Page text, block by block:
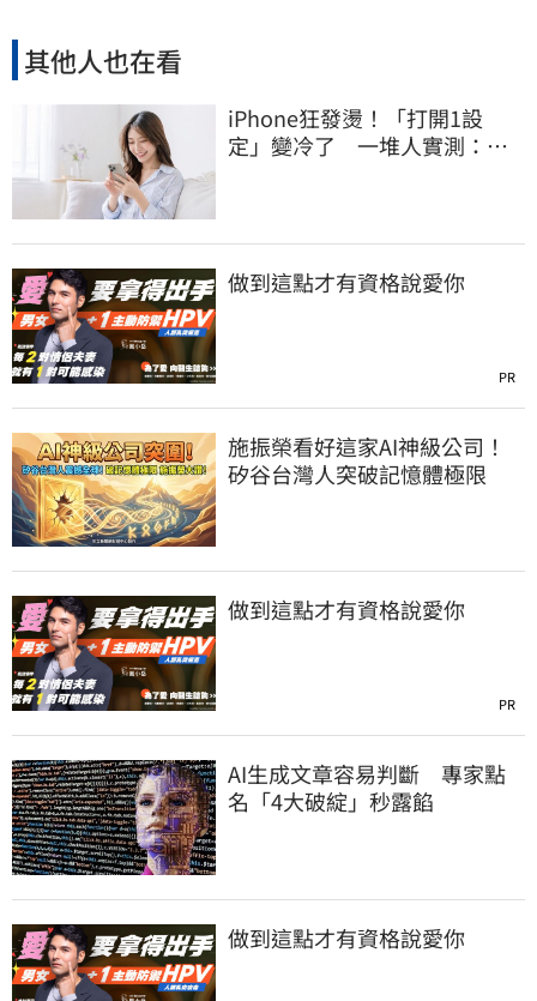
其他人也在看
iPhone狂發燙！「打開1設
定」變冷了 一堆人實測：降
做到這點才有資格說愛你
PR
施振榮看好這家AI神級公司！
矽谷台灣人突破記憶體極限
做到這點才有資格說愛你
PR
AI生成文章容易判斷 專家點
名「4大破綻」秒露餡
做到這點才有資格說愛你